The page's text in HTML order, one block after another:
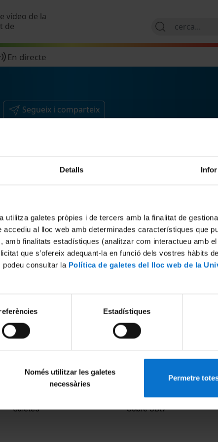
Detalls
utilitza galetes pròpies i de tercers amb la finalitat de
al lloc web amb determinades característiques que
amb finalitats estadístiques (analitzar com interactueu amb
que s’ofereix adequant-la en funció dels vostres hàbits
consultar la Política de galetes del lloc web de la
Estadístiques
Només utilitzar les galetes
necessàries
Permetre
vídeo de la
de
En directe
Segueix i comparteix
us?
De quina manera ens afecta l’activitat
27 febrer, 2015
Galetes
Sobre UBtv